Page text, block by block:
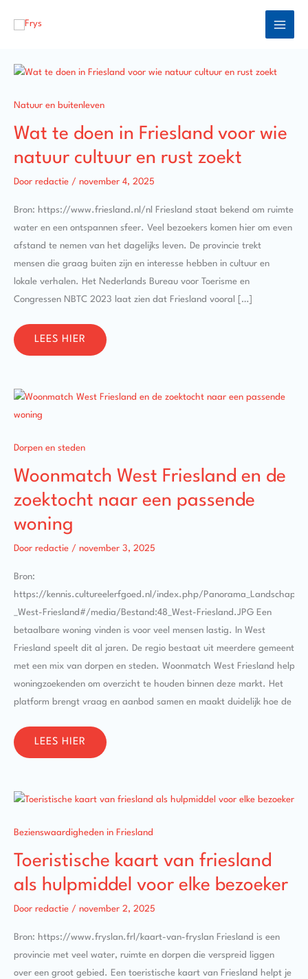
Natuur en buitenleven
Wat te doen in Friesland voor wie
natuur cultuur en rust zoekt
Door redactie / november 4, 2025
Bron: https://www.friesland.nl/nl Friesland staat bekend om ruimte
water en een ontspannen sfeer. Veel bezoekers komen hier om even
afstand te nemen van het dagelijks leven. De provincie trekt
mensen die graag buiten zijn en interesse hebben in cultuur en
lokale verhalen. Het Nederlands Bureau voor Toerisme en
Congressen NBTC 2023 laat zien dat Friesland vooral […]
WAT
WIE
CULTUUR
RUST
LEES HIER
Dorpen en steden
Woonmatch West Friesland en de
zoektocht naar een passende
woning
Door redactie / november 3, 2025
Bron:
https://kennis.cultureelerfgoed.nl/index.php/Panorama_Landschap_-
_West-Friesland#/media/Bestand:48_West-Friesland.JPG Een
betaalbare woning vinden is voor veel mensen lastig. In West
Friesland speelt dit al jaren. De regio bestaat uit meerdere gemeenten
met een mix van dorpen en steden. Woonmatch West Friesland helpt
woningzoekenden om overzicht te houden binnen deze markt. Het
platform brengt vraag en aanbod samen en maakt duidelijk hoe de
WOONMATCH
FRIESLAND
ZOEKTOCHT
PASSENDE
WONING
LEES HIER
Bezienswaardigheden in Friesland
Toeristische kaart van friesland
als hulpmiddel voor elke bezoeker
Door redactie / november 2, 2025
Bron: https://www.fryslan.frl/kaart-van-fryslan Friesland is een
provincie met veel water, ruimte en dorpen die verspreid liggen
over een groot gebied. Een toeristische kaart van Friesland helpt je
TOERISTISCHE
KAART
FRIESLAND
ALS
HULPMIDDEL
VOOR
BEZOEKER